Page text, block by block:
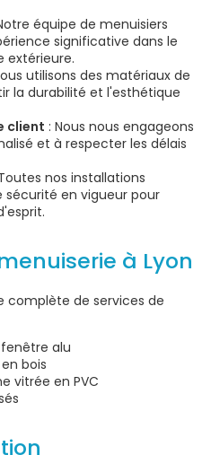
équipe de menuisiers
significative dans le
extérieure.
utilisons des matériaux de
la durabilité et l'esthétique
client : Nous nous engageons
et à respecter les délais
nos installations
en vigueur pour
à Lyon
complète de services de
alu
bois
vitrée en PVC